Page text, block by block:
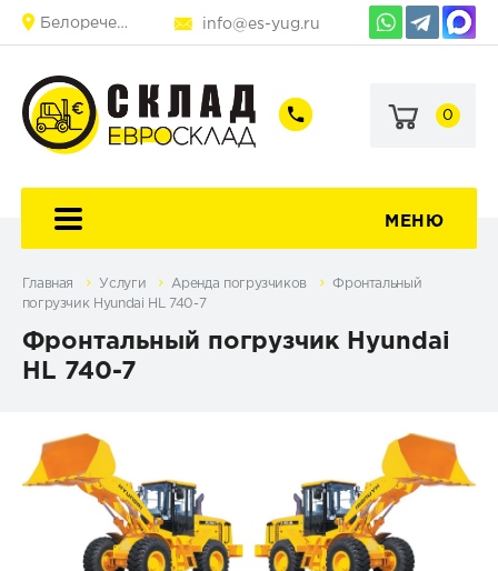
Белореченск info@es-yug.ru
+7
60-
+7
69-
0
МЕНЮ
Главная Услуги Аренда погрузчиков
Фронтальный
погрузчик Hyundai HL 740-7
Фронтальный погрузчик Hyundai
HL 740-7